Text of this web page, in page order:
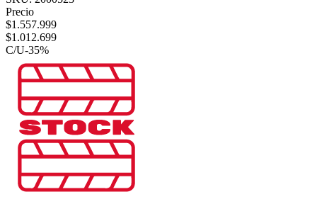
Precio
$1.557.999
$1.012.699
C/U-35%